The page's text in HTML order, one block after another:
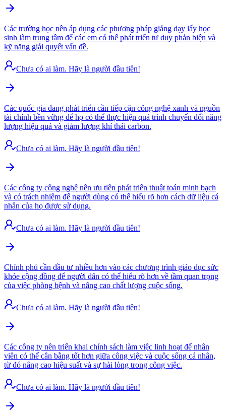
Các trường học nên áp dụng các phương pháp giảng dạy lấy học
sinh làm trung tâm để các em có thể phát triển tư duy phản biện và
kỹ năng giải quyết vấn đề.
Chưa có ai làm. Hãy là người đầu tiên!
Các quốc gia đang phát triển cần tiếp cận công nghệ xanh và nguồn
tài chính bền vững để họ có thể thực hiện quá trình chuyển đổi năng
lượng hiệu quả và giảm lượng khí thải carbon.
Chưa có ai làm. Hãy là người đầu tiên!
Các công ty công nghệ nên ưu tiên phát triển thuật toán minh bạch
và có trách nhiệm để người dùng có thể hiểu rõ hơn cách dữ liệu cá
nhân của họ được sử dụng.
Chưa có ai làm. Hãy là người đầu tiên!
Chính phủ cần đầu tư nhiều hơn vào các chương trình giáo dục sức
khỏe cộng đồng để người dân có thể hiểu rõ hơn về tầm quan trọng
của việc phòng bệnh và nâng cao chất lượng cuộc sống.
Chưa có ai làm. Hãy là người đầu tiên!
Các công ty nên triển khai chính sách làm việc linh hoạt để nhân
viên có thể cân bằng tốt hơn giữa công việc và cuộc sống cá nhân,
từ đó nâng cao hiệu suất và sự hài lòng trong công việc.
Chưa có ai làm. Hãy là người đầu tiên!